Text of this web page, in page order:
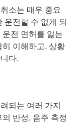
소는 매우 중요
운전할 수 없게 되
전 면허를 잃는
이해하고, 상황
다.
되는 여러 가지
반성, 음주 측정